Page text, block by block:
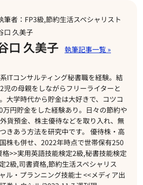
筆者：FP3級,節約生活スペシャリスト
口 久美子
口 久美子
ITコンサルティング秘書職を経験。結
児の母親をしながらフリーライターと
大学時代から貯金は大好きで、コツコ
円貯金をした経験あり。日々の節約や
貨預金、株主優待などを取り入れ、無
きあう方法を研究中です。 優待株・高
株も併せ、2022年時点で世帯保有250
>>実用英語技能検定2級,秘書技能検定
2級,司書資格,節約生活スペシャリス
ル・プランニング技能士 <<メディア出